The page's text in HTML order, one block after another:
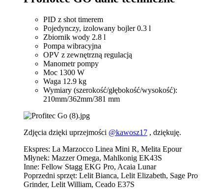
PID z shot timerem
Pojedynczy, izolowany bojler 0.3 l
Zbiornik wody 2.8 l
Pompa wibracyjna
OPV z zewnętrzną regulacją
Manometr pompy
Moc 1300 W
Waga 12.9 kg
Wymiary (szerokość/głębokość/wysokość):
210mm/362mm/381 mm
Zdjęcia dzięki uprzejmości @kawosz17 , dziękuję.
Ekspres: La Marzocco Linea Mini R, Melita Epour
Młynek: Mazzer Omega, Mahlkonig EK43S
Inne: Fellow Stagg EKG Pro, Acaia Lunar
Poprzedni sprzęt: Lelit Bianca, Lelit Elizabeth, Sage Pro
Grinder, Lelit William, Ceado E37S